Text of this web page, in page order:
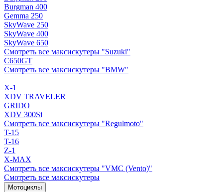
Burgman 400
Gemma 250
SkyWave 250
SkyWave 400
SkyWave 650
Смотреть все максискутеры "Suzuki"
C650GT
Смотреть все максискутеры "BMW"
X-1
XDV TRAVELER
GRIDO
XDV 300Si
Смотреть все максискутеры "Regulmoto"
T-15
T-16
Z-1
X-MAX
Смотреть все максискутеры "VMC (Vento)"
Смотреть все максискутеры
Мотоциклы